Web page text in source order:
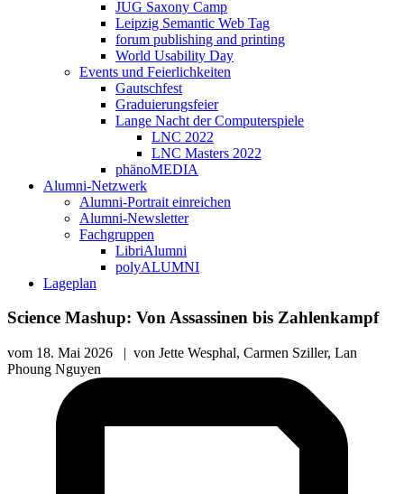
JUG Saxony Camp
Leipzig Semantic Web Tag
forum publishing and printing
World Usability Day
Events und Feierlichkeiten
Gautschfest
Graduierungsfeier
Lange Nacht der Computerspiele
LNC 2022
LNC Masters 2022
phänoMEDIA
Alumni-Netzwerk
Alumni-Portrait einreichen
Alumni-Newsletter
Fachgruppen
LibriAlumni
polyALUMNI
Lageplan
Science Mashup: Von Assassinen bis Zahlenkampf
vom 18. Mai 2026 | von Jette Wesphal, Carmen Sziller, Lan
Phoung Nguyen